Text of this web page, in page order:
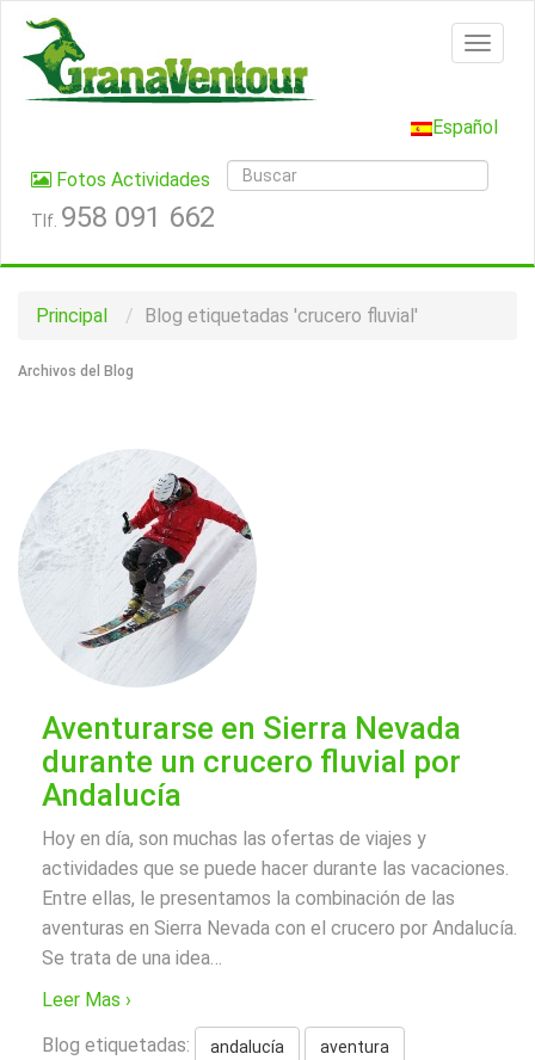
Español
Fotos Actividades
Tlf. 958 091 662
Principal Blog etiquetadas 'crucero fluvial'
Archivos del Blog
Aventurarse en Sierra Nevada
durante un crucero fluvial por
Andalucía
Hoy en día, son muchas las ofertas de viajes y
actividades que se puede hacer durante las vacaciones.
Entre ellas, le presentamos la combinación de las
aventuras en Sierra Nevada con el crucero por Andalucía.
Se trata de una idea…
Leer Mas ›
Blog etiquetadas: andalucía aventura